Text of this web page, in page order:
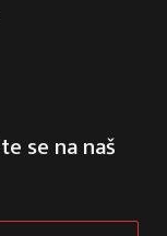
se na naš